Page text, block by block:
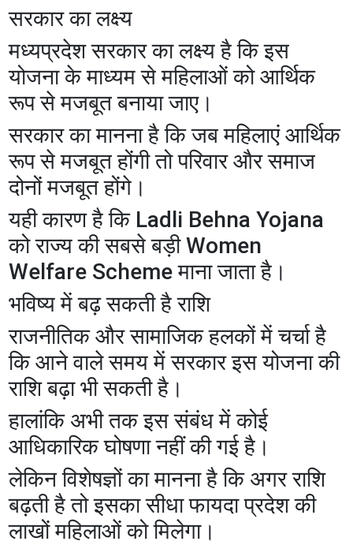
सरकार का लक्ष्य
मध्यप्रदेश सरकार का लक्ष्य है कि इस
योजना के माध्यम से महिलाओं को आर्थिक
रूप से मजबूत बनाया जाए।
सरकार का मानना है कि जब महिलाएं आर्थिक
रूप से मजबूत होंगी तो परिवार और समाज
दोनों मजबूत होंगे।
यही कारण है कि Ladli Behna Yojana
को राज्य की सबसे बड़ी Women
Welfare Scheme माना जाता है।
भविष्य में बढ़ सकती है राशि
राजनीतिक और सामाजिक हलकों में चर्चा है
कि आने वाले समय में सरकार इस योजना की
राशि बढ़ा भी सकती है।
हालांकि अभी तक इस संबंध में कोई
आधिकारिक घोषणा नहीं की गई है।
लेकिन विशेषज्ञों का मानना है कि अगर राशि
बढ़ती है तो इसका सीधा फायदा प्रदेश की
लाखों महिलाओं को मिलेगा।